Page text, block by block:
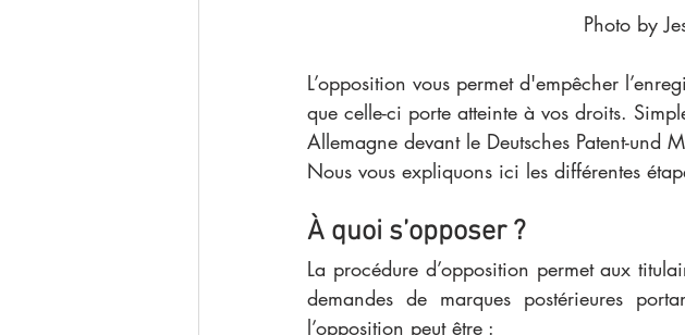
Photo by
L’opposition vous permet d'empêcher
que celle-ci porte atteinte à vos droits.
Allemagne devant le Deutsches Patent-und
Nous vous expliquons ici les différentes
À quoi s’opposer ?
La procédure d’opposition permet aux
demandes de marques postérieures
l’opposition peut être :